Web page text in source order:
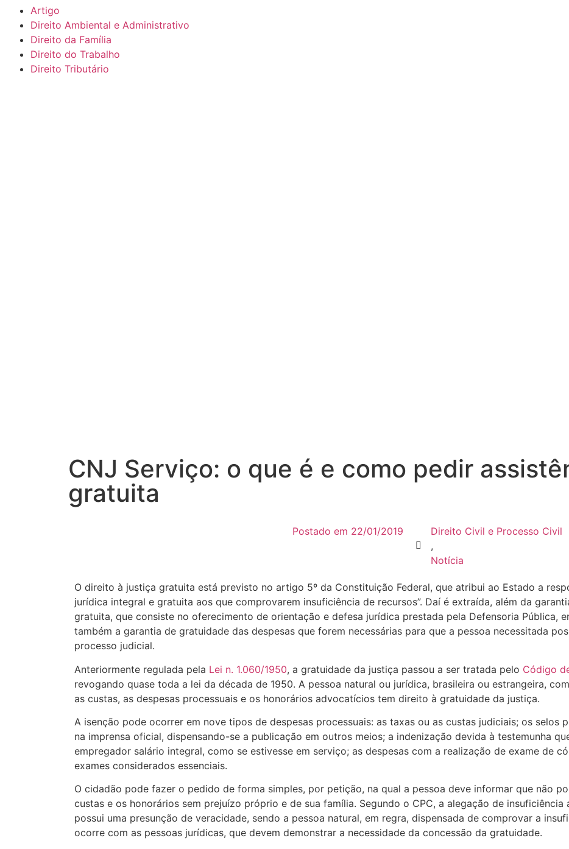
Artigo
Direito Ambiental e Administrativo
Direito da Família
Direito do Trabalho
Direito Tributário
CNJ Serviço: o que é e como pedir
gratuita
Postado em 22/01/2019
Direito Civil e Processo Civil
,
Notícia
O direito à justiça gratuita está previsto no artigo 5º da Constituição Federal, que atribui ao Estado a
jurídica integral e gratuita aos que comprovarem insuficiência de recursos”. Daí é extraída, além da
gratuita, que consiste no oferecimento de orientação e defesa jurídica prestada pela Defensoria Pública,
também a garantia de gratuidade das despesas que forem necessárias para que a pessoa necessitada
processo judicial.
Anteriormente regulada pela Lei n. 1.060/1950, a gratuidade da justiça passou a ser tratada pelo Código
revogando quase toda a lei da década de 1950. A pessoa natural ou jurídica, brasileira ou estrangeira,
as custas, as despesas processuais e os honorários advocatícios tem direito à gratuidade da justiça.
A isenção pode ocorrer em nove tipos de despesas processuais: as taxas ou as custas judiciais; os selos
na imprensa oficial, dispensando-se a publicação em outros meios; a indenização devida à testemunha
empregador salário integral, como se estivesse em serviço; as despesas com a realização de exame de
exames considerados essenciais.
O cidadão pode fazer o pedido de forma simples, por petição, na qual a pessoa deve informar que não
custas e os honorários sem prejuízo próprio e de sua família. Segundo o CPC, a alegação de insuficiência
possui uma presunção de veracidade, sendo a pessoa natural, em regra, dispensada de comprovar a
ocorre com as pessoas jurídicas, que devem demonstrar a necessidade da concessão da gratuidade.